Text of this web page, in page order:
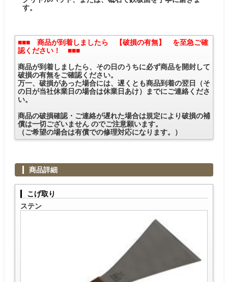
す。
■■■ 商品が到着しましたら 【破損の有無】 を至急ご確
認ください！ ■■■
商品が到着しましたら、その日のうちに必ず商品を開封して
破損の有無をご確認ください。
万一、破損があった場合には、遅くとも商品到着の翌日（そ
の日が当社休業日の場合は休業日あけ）までにご連絡くださ
い。
商品の破損確認・ご連絡が遅れた場合は規定により破損の補
償は一切ございません のでご注意願います。
（ご希望の場合は有償での修理対応になります。）
商品詳細
こげ取り
ステン